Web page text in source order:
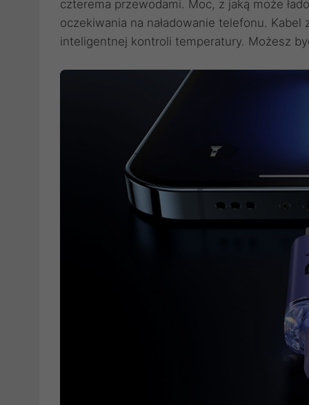
czterema przewodami. Moc, z jaką może
oczekiwania na naładowanie telefonu.
inteligentnej kontroli temperatury. Możesz